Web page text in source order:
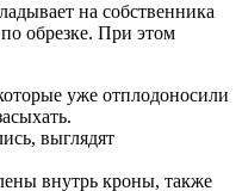
на собственника
обрезке. При этом
уже отплодоносили
выглядят
внутрь кроны, также